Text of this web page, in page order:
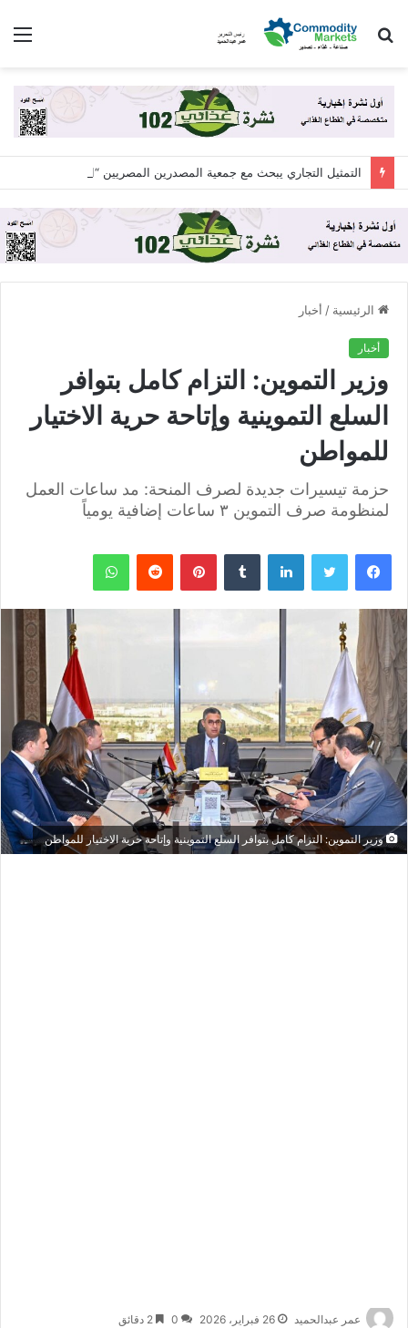
بحث
الرئيسية / أخبار
أخبار
وزير التموين: التزام كامل بتوافر
السلع التموينية وإتاحة حرية الاختيار
للمواطن
حزمة تيسيرات جديدة لصرف المنحة: مد ساعات العمل
لمنظومة صرف التموين ٣ ساعات إضافية يومياً
فيسبوك تويتر لينكدإن بينتيريست واتساب
وزير التموين: التزام كامل بتوافر السلع التموينية وإتاحة حرية الاختيار للمواطن
عمر عبدالحميد 26 فبراير، 2026 0